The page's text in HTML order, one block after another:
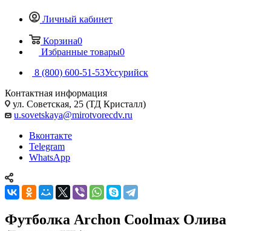
Личный кабинет
Корзина0
Избранные товары0
8 (800) 600-51-53Уссурийск
Контактная информация
ул. Советская, 25 (ТД Кристалл)
u.sovetskaya@mirotvorecdv.ru
Вконтакте
Telegram
WhatsApp
Футболка Archon Coolmax Олива